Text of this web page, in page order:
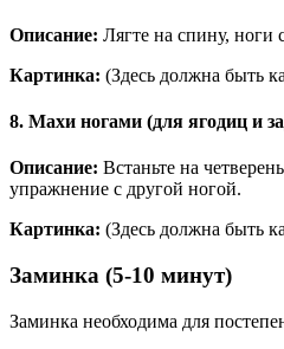
Описание: Лягте на спину, ноги
Картинка: (Здесь должна быть
8. Махи ногами (для ягодиц и
Описание: Встаньте на
упражнение с другой ногой.
Картинка: (Здесь должна быть
Заминка (5-10 минут)
Заминка необходима для